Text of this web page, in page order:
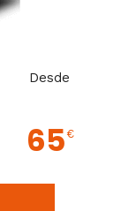
Desde
65 €